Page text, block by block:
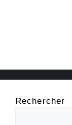
Rechercher